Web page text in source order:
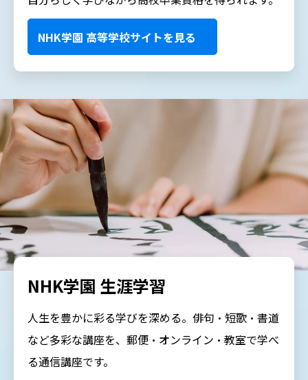
NHK学園 高等学校サイトを見る
NHK学園 生涯学習
人生を豊かに彩る学びを深める。俳句・短歌・書道
など多彩な講座を、郵便・オンライン・教室で学べ
る通信講座です。